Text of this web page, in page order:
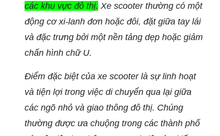
các khu vực đô thị. Xe scooter thường có một
động cơ xi-lanh đơn hoặc đôi, đặt giữa tay lái
và đặc trưng bởi một nền tảng dẹp hoặc giảm
chấn hình chữ U.
Điểm đặc biệt của xe scooter là sự linh hoạt
và tiện lợi trong việc di chuyển qua lại giữa
các ngõ nhỏ và giao thông đô thị. Chúng
thường được ưa chuộng trong các thành phố